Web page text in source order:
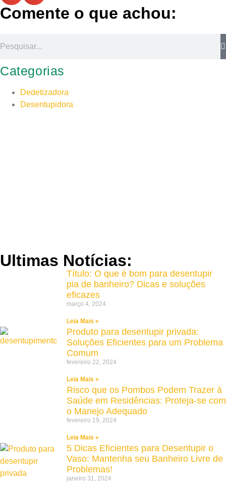
Comente o que achou:
Categorias
Dedetizadora
Desentupidora
Ultimas Notícias:
Título: O que é bom para desentupir
pia de banheiro? Dicas e soluções
eficazes
março 4, 2024
Leia Mais »
Produto para desentupir privada:
Soluções Eficientes para um Problema
Comum
fevereiro 22, 2024
Leia Mais »
Risco que os Pombos Podem Trazer à
Saúde em Residências: Proteja-se com
o Manejo Adequado
fevereiro 19, 2024
Leia Mais »
5 Dicas Eficientes para Desentupir o
Vaso: Mantenha seu Banheiro Livre de
Problemas!
janeiro 31, 2024